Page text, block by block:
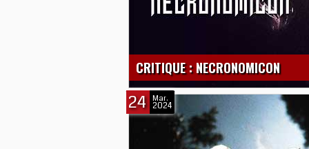
CRITIQUE : NECRONOMICON
24 Mar.
2024